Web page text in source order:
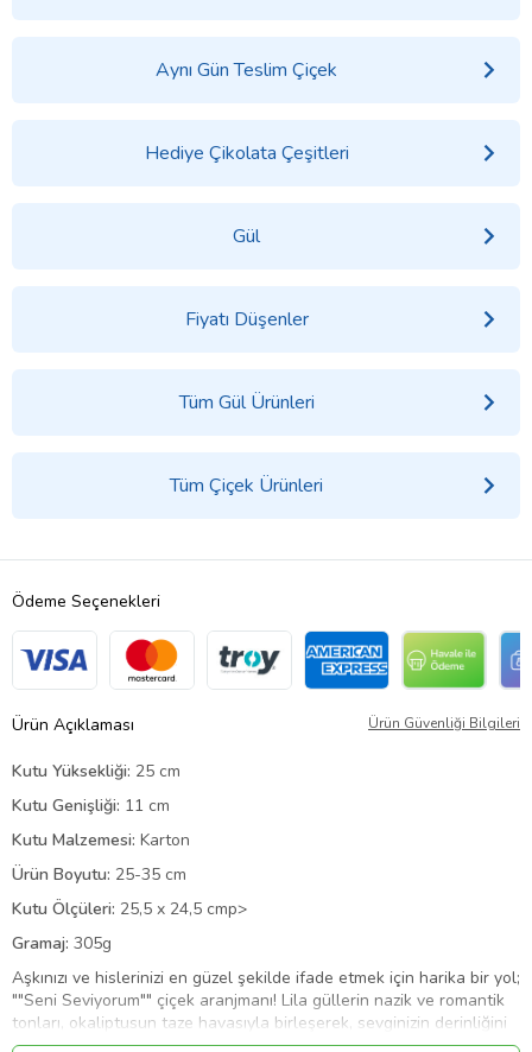
Aynı Gün Teslim Çiçek
Hediye Çikolata Çeşitleri
Gül
Fiyatı Düşenler
Tüm Gül Ürünleri
Tüm Çiçek Ürünleri
Ödeme Seçenekleri
Ürün Açıklaması Ürün Güvenliği Bilgileri
Kutu Yüksekliği: 25 cm
Kutu Genişliği: 11 cm
Kutu Malzemesi: Karton
Ürün Boyutu: 25-35 cm
Kutu Ölçüleri: 25,5 x 24,5 cmp>
Gramaj: 305g
Aşkınızı ve hislerinizi en güzel şekilde ifade etmek için harika bir yol;
""Seni Seviyorum"" çiçek aranjmanı! Lila güllerin nazik ve romantik
tonları, okaliptusun taze havasıyla birleşerek, sevginizin derinliğini
en anlamlı şekilde sunar. Bu şık aranjman, sadece sevgi dolu